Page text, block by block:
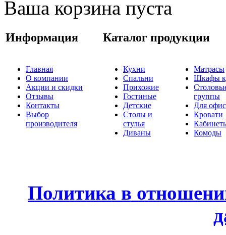
Ваша корзина пуста
Информация Каталог продукции
Главная
О компании
Акции и скидки
Отзывы
Контакты
Выбор
производителя
Кухни
Спальни
Прихожие
Гостиные
Детские
Столы и
стулья
Диваны
Матрасы
Шкафы
группы
Для
Кровати
Комоды
Политика в